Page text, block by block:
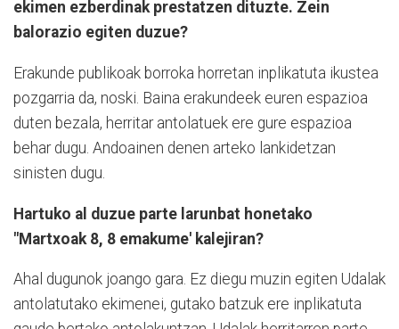
ekimen ezberdinak prestatzen dituzte. Zein
balorazio egiten duzue?
Erakunde publikoak borroka horretan inplikatuta ikustea
pozgarria da, noski. Baina erakundeek euren espazioa
duten bezala, herritar antolatuek ere gure espazioa
behar dugu. Andoainen denen arteko lankidetzan
sinisten dugu.
Hartuko al duzue parte larunbat honetako
"Martxoak 8, 8 emakume' kalejiran?
Ahal dugunok joango gara. Ez diegu muzin egiten Udalak
antolatutako ekimenei, gutako batzuk ere inplikatuta